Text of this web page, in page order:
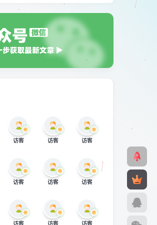
访客 访客 访客
访客 访客 访客